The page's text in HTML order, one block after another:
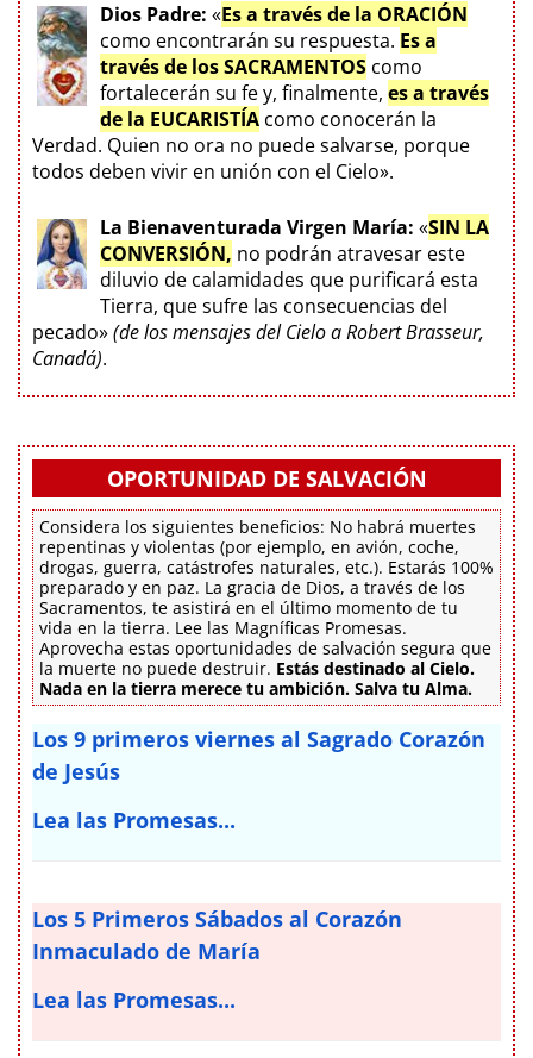
Dios Padre: «Es a través de la ORACIÓN
como encontrarán su respuesta. Es a
través de los SACRAMENTOS como
fortalecerán su fe y, finalmente, es a través
de la EUCARISTÍA como conocerán la
Verdad. Quien no ora no puede salvarse, porque
todos deben vivir en unión con el Cielo».
La Bienaventurada Virgen María: «SIN LA
CONVERSIÓN, no podrán atravesar este
diluvio de calamidades que purificará esta
Tierra, que sufre las consecuencias del
pecado»(de los mensajes del Cielo a Robert Brasseur,
Canadá).
OPORTUNIDAD DE SALVACIÓN
Considera los siguientes beneficios: No habrá muertes
repentinas y violentas (por ejemplo, en avión, coche,
drogas, guerra, catástrofes naturales, etc.). Estarás 100%
preparado y en paz. La gracia de Dios, a través de los
Sacramentos, te asistirá en el último momento de tu
vida en la tierra. Lee las Magníficas Promesas.
Aprovecha estas oportunidades de salvación segura que
la muerte no puede destruir. Estás destinado al Cielo.
Nada en la tierra merece tu ambición. Salva tu Alma.
Los 9 primeros viernes al Sagrado Corazón
de Jesús
Lea las Promesas...
Los 5 Primeros Sábados al Corazón
Inmaculado de María
Lea las Promesas...